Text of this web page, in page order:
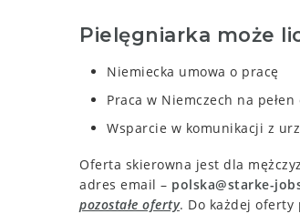
Pielęgniarka może
Niemiecka umowa o pracę
Praca w Niemczech na pełen
Wsparcie w komunikacji z
Oferta skierowna jest dla
adres email – polska@starke-
pozostałe oferty. Do każdej oferty